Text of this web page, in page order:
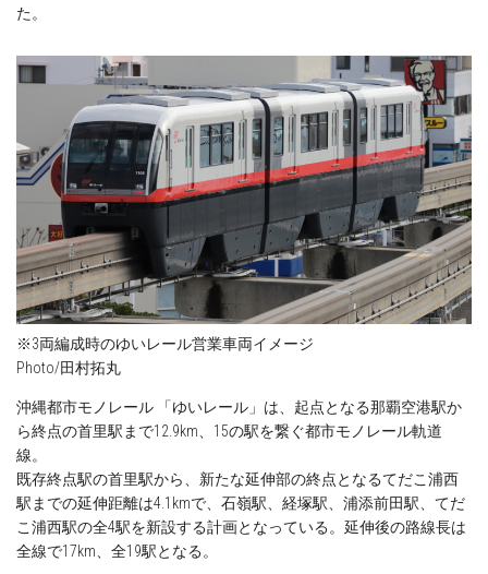
た。
※3両編成時のゆいレール営業車両イメージ
Photo/田村拓丸
沖縄都市モノレール 「ゆいレール」は、起点となる那覇空港駅か
ら終点の首里駅まで12.9km、15の駅を繋ぐ都市モノレール軌道
線。
既存終点駅の首里駅から、新たな延伸部の終点となるてだこ浦西
駅までの延伸距離は4.1kmで、石嶺駅、経塚駅、浦添前田駅、てだ
こ浦西駅の全4駅を新設する計画となっている。延伸後の路線長は
全線で17km、全19駅となる。